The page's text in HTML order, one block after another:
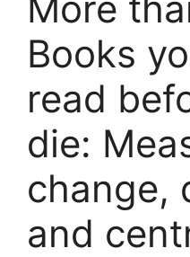
Books
read
die:
change,
and